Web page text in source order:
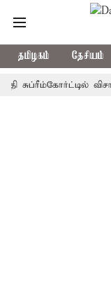
தமிழகம் தேசியம்
விசாரணை